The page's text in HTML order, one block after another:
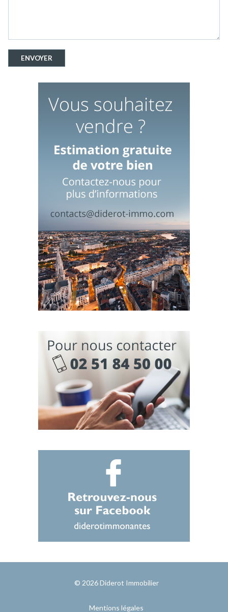
© 2026Diderot Immobilier
Mentions légales